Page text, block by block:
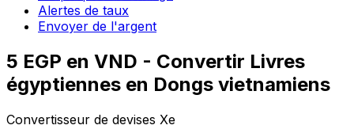
Alertes de taux
Envoyer de l'argent
5 EGP en VND - Convertir Livres
égyptiennes en Dongs vietnamiens
Convertisseur de devises Xe